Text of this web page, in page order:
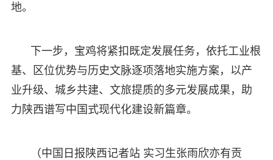
地。
下一步，宝鸡将紧扣既定发展任务，依托工业根
基、区位优势与历史文脉逐项落地实施方案，以产
业升级、城乡共建、文旅提质的多元发展成果，助
力陕西谱写中国式现代化建设新篇章。
（中国日报陕西记者站 实习生张雨欣亦有贡